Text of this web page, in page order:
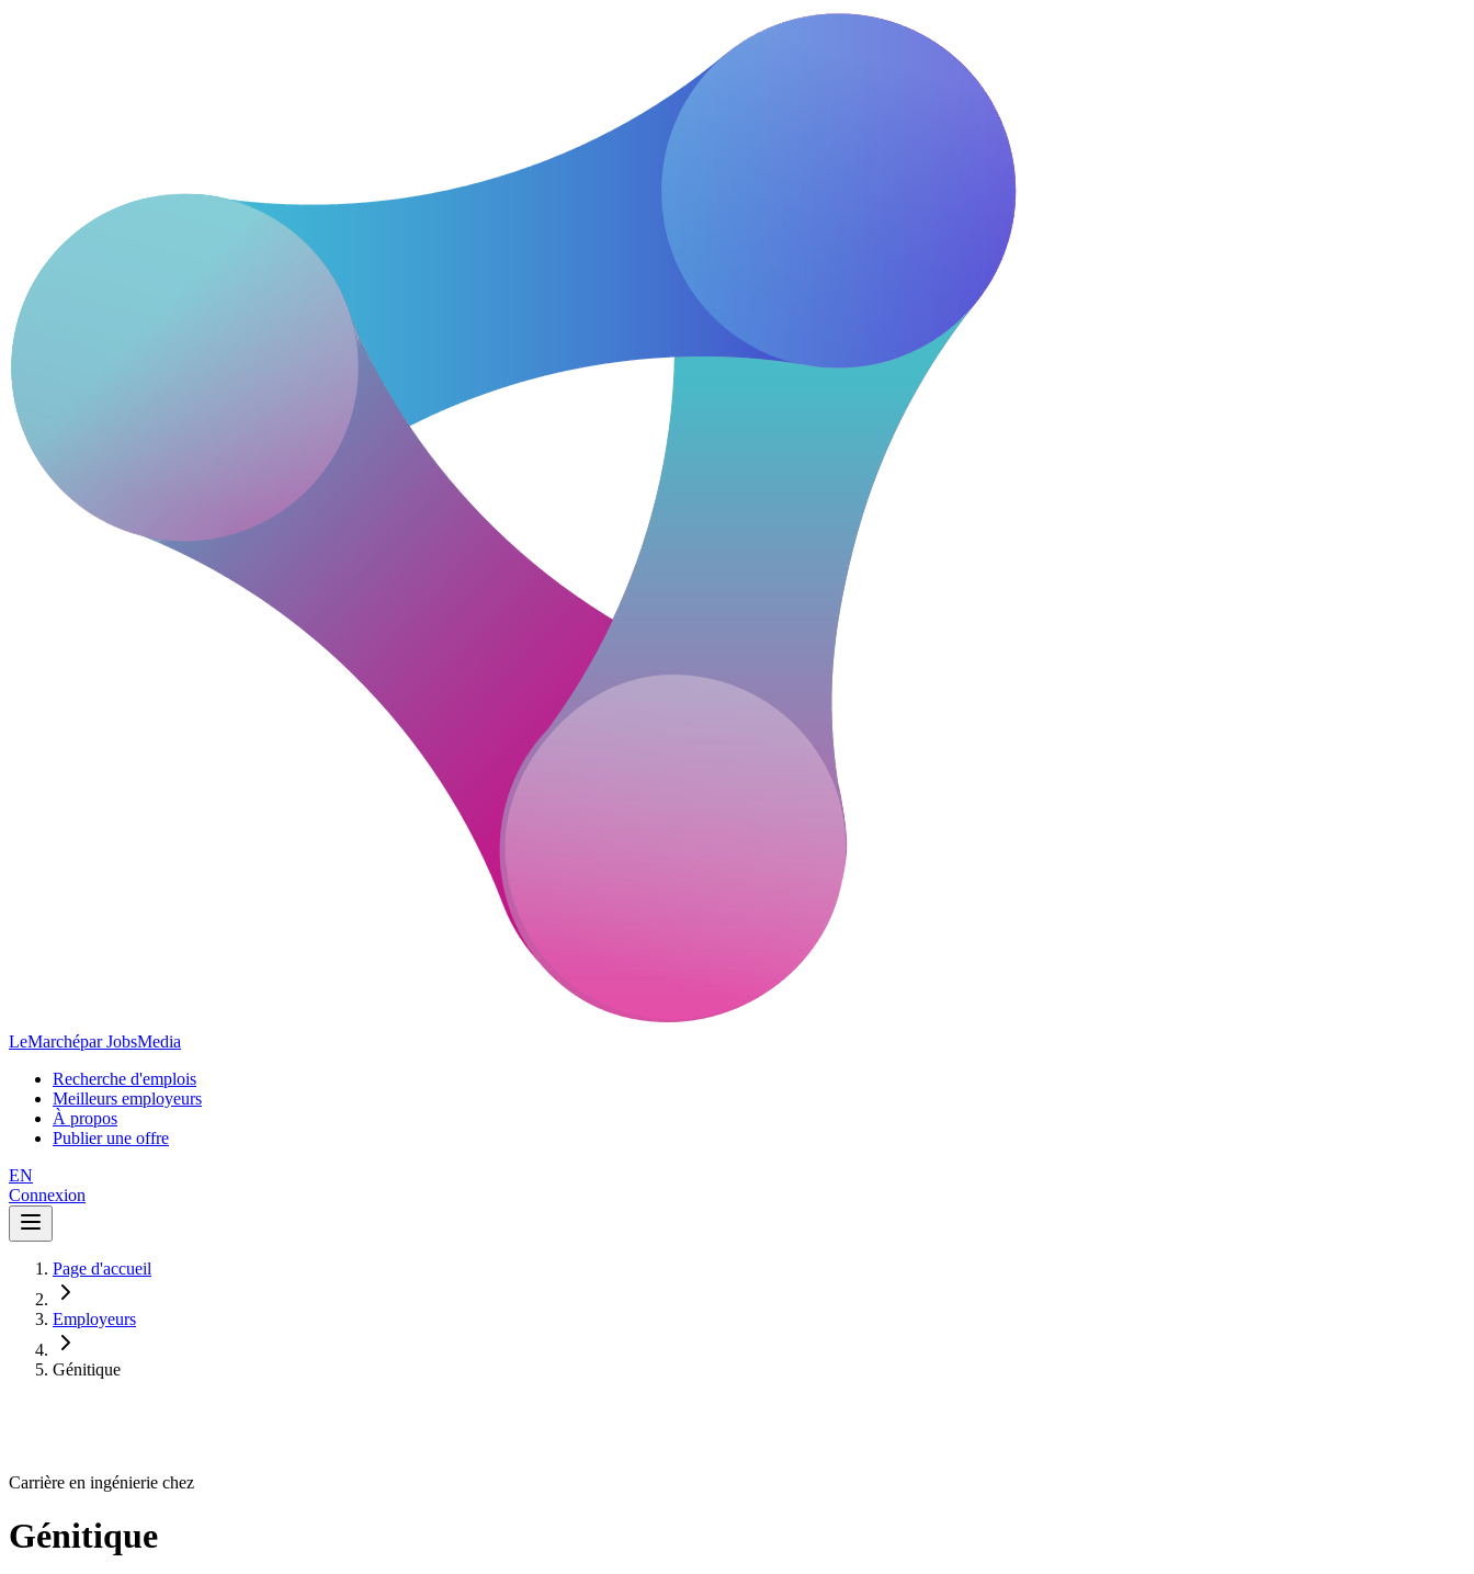
LeMarchépar JobsMedia
Recherche d'emplois
Meilleurs employeurs
À propos
Publier une offre
EN
Connexion
Page d'accueil
Employeurs
Génitique
Carrière en ingénierie chez
Génitique